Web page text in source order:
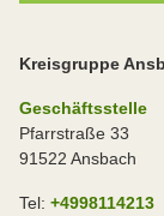
Kreisgruppe
Geschäftsstelle
Pfarrstraße 33
91522 Ansbach
Tel: +4998114213